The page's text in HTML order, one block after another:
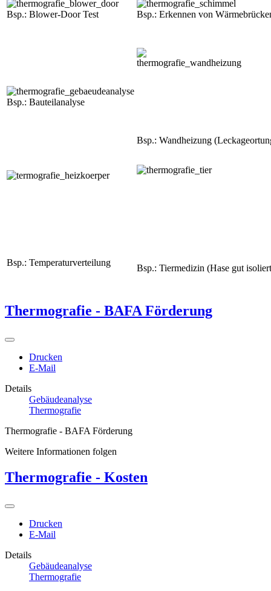
Bsp.: Blower-Door Test Bsp.: Erkennen von
Bsp.: Bauteilanalyse
Bsp.: Wandheizung
Bsp.: Temperaturverteilung
Bsp.: Tiermedizin (Hase gut
Thermografie - BAFA Förderung
Drucken
E-Mail
Details
Gebäudeanalyse
Thermografie
Thermografie - BAFA Förderung
Weitere Informationen folgen
Thermografie - Kosten
Drucken
E-Mail
Details
Gebäudeanalyse
Thermografie